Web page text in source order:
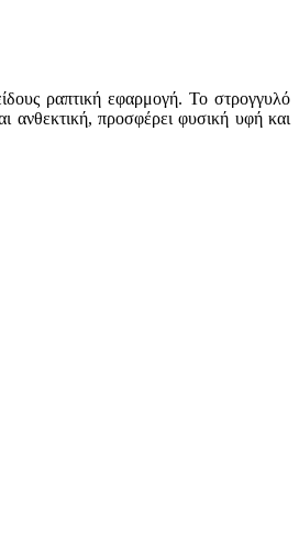
ραπτική εφαρμογή. Το στρογγυλό
ανθεκτική, προσφέρει φυσική υφή και